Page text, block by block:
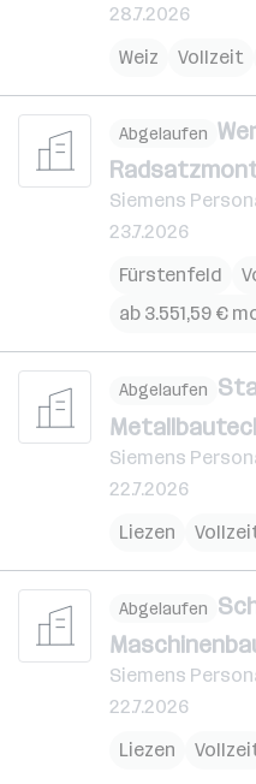
28.7.2026
Weiz
Vollzeit
Abgelaufen
Siemens
23.7.2026
Fürstenfeld
ab 3.551,59 €
Abgelaufen
Siemens
22.7.2026
Liezen
Abgelaufen
Siemens
22.7.2026
Liezen